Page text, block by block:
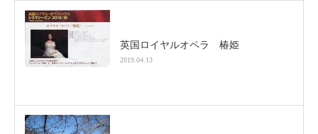
英国ロイヤルオペラ 椿姫
2019.04.13